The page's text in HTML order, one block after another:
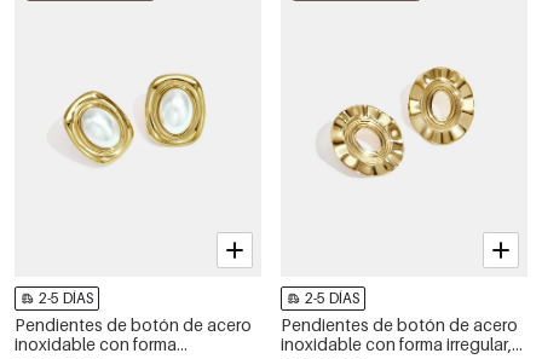
2-5 DÍAS
Pendientes de botón de acero
inoxidable con forma
2-5 DÍAS
Pendientes de botón de acero
inoxidable con forma irregular,